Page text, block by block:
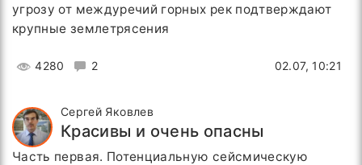
угрозу от междуречий горных рек подтверждают
крупные землетрясения
4280 2 02.07, 10:21
Сергей Яковлев
Красивы и очень опасны
Часть первая. Потенциальную сейсмическую